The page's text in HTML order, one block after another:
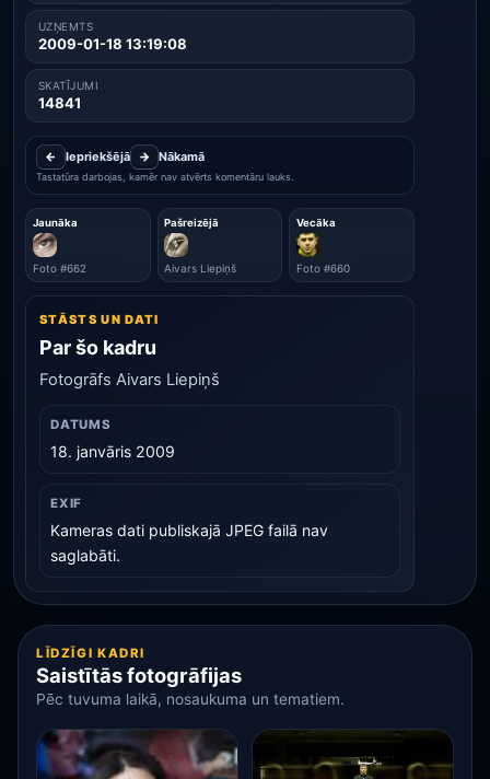
UZŅEMTS
2009-01-18 13:19:08
SKATĪJUMI
14841
← Iepriekšējā → Nākamā
Tastatūra darbojas, kamēr nav atvērts komentāru lauks.
Jaunāka
Foto #662
Pašreizējā
Aivars Liepiņš
Vecāka
Foto #660
STĀSTS UN DATI
Par šo kadru
Fotogrāfs Aivars Liepiņš
DATUMS
18. janvāris 2009
EXIF
Kameras dati publiskajā JPEG failā nav
saglabāti.
LĪDZĪGI KADRI
Saistītās fotogrāfijas
Pēc tuvuma laikā, nosaukuma un tematiem.